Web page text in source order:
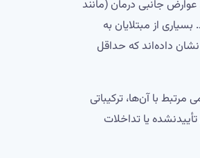
جانبی درمان (مانند
از مبتلایان به
داده‌اند که حداقل
با آن‌ها، ترکیباتی
یا تداخلات